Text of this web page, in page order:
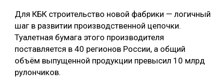
Для КБК строительство новой фабрики — логичный
шаг в развитии производственной цепочки.
Туалетная бумага этого производителя
поставляется в 40 регионов России, а общий
объём выпущенной продукции превысил 10 млрд
рулончиков.